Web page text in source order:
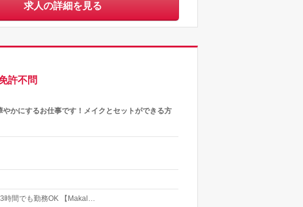
求人の詳細を見る
許不問
かにするお仕事です！メイクとセットができる方
時間でも勤務OK 【Makal…